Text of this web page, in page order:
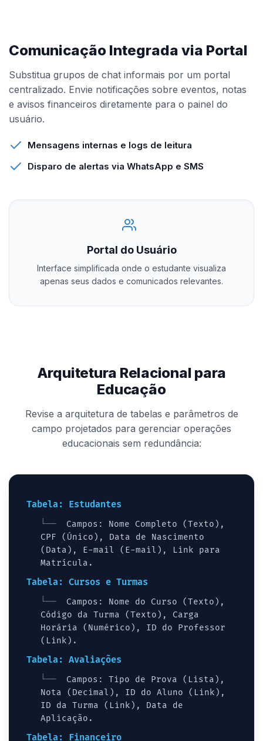
Comunicação Integrada via Portal
Substitua grupos de chat informais por um portal
centralizado. Envie notificações sobre eventos, notas
e avisos financeiros diretamente para o painel do
usuário.
Mensagens internas e logs de leitura
Disparo de alertas via WhatsApp e SMS
Portal do Usuário
Interface simplificada onde o estudante visualiza
apenas seus dados e comunicados relevantes.
Arquitetura Relacional para
Educação
Revise a arquitetura de tabelas e parâmetros de
campo projetados para gerenciar operações
educacionais sem redundância:
Tabela: Estudantes
Campos: Nome Completo (Texto),
CPF (Único), Data de Nascimento
(Data), E-mail (E-mail), Link para
Matrícula.
Tabela: Cursos e Turmas
Campos: Nome do Curso (Texto),
Código da Turma (Texto), Carga
Horária (Numérico), ID do Professor
(Link).
Tabela: Avaliações
Campos: Tipo de Prova (Lista),
Nota (Decimal), ID do Aluno (Link),
ID da Turma (Link), Data de
Aplicação.
Tabela: Financeiro